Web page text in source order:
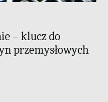
– klucz do
przemysłowych